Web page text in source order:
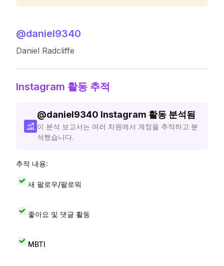
@daniel9340
Daniel Radcliffe
Instagram 활동 추적
@daniel9340 Instagram 활동 분석됨
이 분석 보고서는 여러 차원에서 계정을 추적하고 분
석했습니다.
추적 내용:
새 팔로우/팔로워
좋아요 및 댓글 활동
MBTI